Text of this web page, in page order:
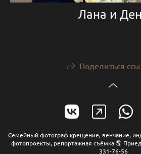
Лана и
Поделиться
Семейный фотограф крещение, венчание,
фотопроекты, репортажная съёмка 🌎
331-76-56